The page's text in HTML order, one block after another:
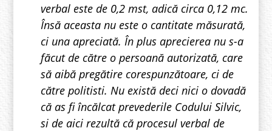
verbal este de 0,2 mst, adică circa 0,12 mc.
Însă aceasta nu este o cantitate măsurată,
ci una apreciată. În plus aprecierea nu s-a
făcut de către o persoană autorizată, care
să aibă pregătire corespunzătoare, ci de
către politisti. Nu există deci nici o dovadă
că as fi încălcat prevederile Codului Silvic,
si de aici rezultă că procesul verbal de